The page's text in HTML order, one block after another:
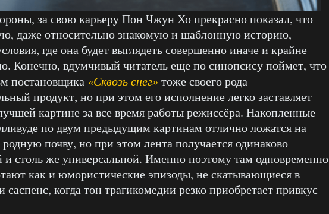
за свою карьеру Пон Чжун Хо прекрасно показал, что
даже относительно знакомую и шаблонную историю,
где она будет выглядеть совершенно иначе и крайне
Конечно, вдумчивый читатель еще по синопсису поймет, что
постановщика «Сквозь снег»тоже своего рода
продукт, но при этом его исполнение легко заставляет
картине за все время работы режиссёра. Накопленные
по двум предыдущим картинам отлично ложатся на
почву, но при этом лента получается одинаково
столь же универсальной. Именно поэтому там одновременно
как и юмористические эпизоды, не скатывающиеся в
саспенс, когда тон трагикомедии резко приобретает привкус